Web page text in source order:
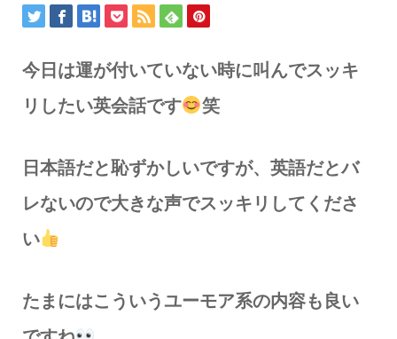
今日は運が付いていない時に叫んでスッキ
リしたい英会話です
笑
日本語だと恥ずかしいですが、英語だとバ
レないので大きな声でスッキリしてくださ
い
たまにはこういうユーモア系の内容も良い